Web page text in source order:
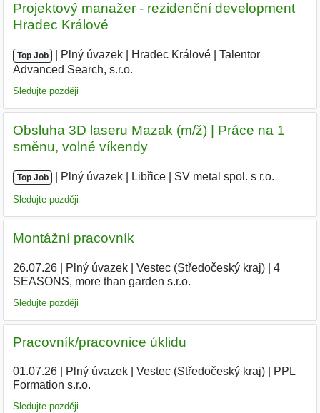
Projektový manažer - rezidenční development
Hradec Králové
Top Job Plný úvazek Hradec Králové
Talentor
Advanced Search, s.r.o.
Sledujte později
Obsluha 3D laseru Mazak (m/ž) | Práce na 1
směnu, volné víkendy
Top Job Plný úvazek Libřice SV metal spol. s r.o.
Sledujte později
Montážní pracovník
26.07.26| Plný úvazek| Vestec (Středočeský kraj)|
4
SEASONS, more than garden s.r.o.
Sledujte později
Pracovník/pracovnice úklidu
01.07.26| Plný úvazek| Vestec (Středočeský kraj)|
PPL
Formation s.r.o.
Sledujte později